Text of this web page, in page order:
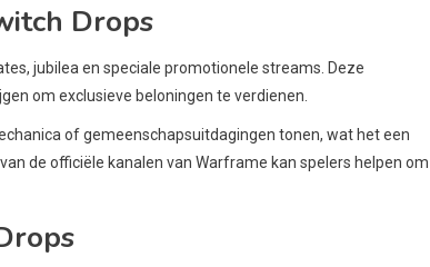
Drops
jubilea en speciale promotionele streams. Deze
om exclusieve beloningen te verdienen.
of gemeenschapsuitdagingen tonen, wat het een
de officiële kanalen van Warframe kan spelers helpen